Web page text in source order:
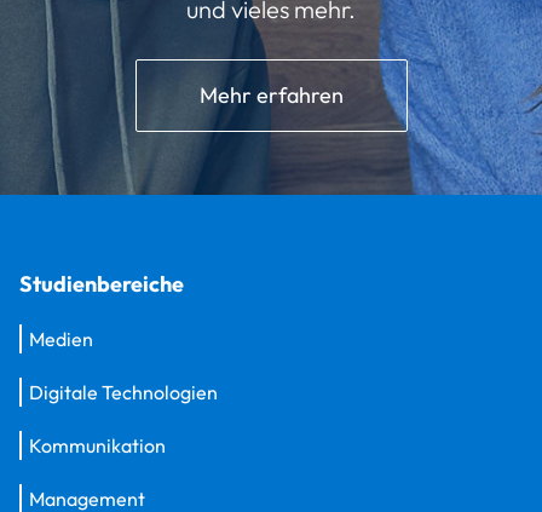
und vieles mehr.
Mehr erfahren
Studienbereiche
Medien
Digitale Technologien
Kommunikation
Management